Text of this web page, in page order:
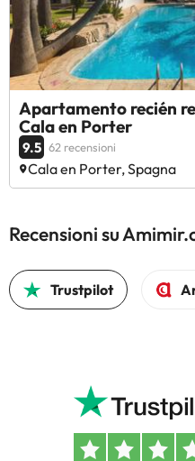
Apartamento recién
Cala en Porter
9.5 62 recensioni
Cala en Porter, Spagna
Recensioni su
Trustpilot